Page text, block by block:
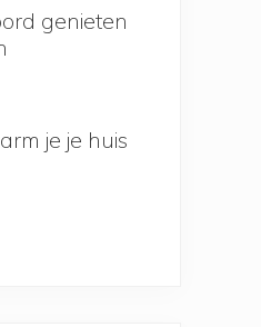
genieten
je je huis